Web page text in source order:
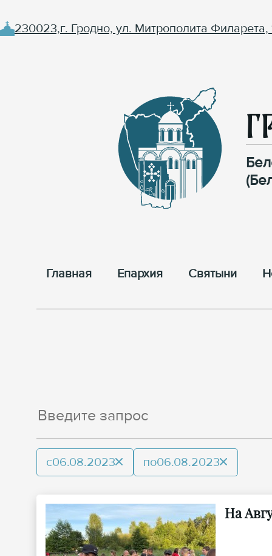
230023,г. Гродно, ул. Митрополита Филарета,
Главная Епархия Cвятыни
с06.08.2023 по06.08.2023
На